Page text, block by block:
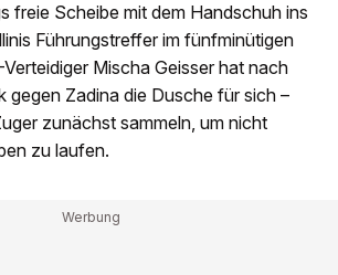
freie Scheibe mit dem Handschuh ins
Führungstreffer im fünfminütigen
Mischa Geisser hat nach
gegen Zadina die Dusche für sich –
zunächst sammeln, um nicht
zu laufen.